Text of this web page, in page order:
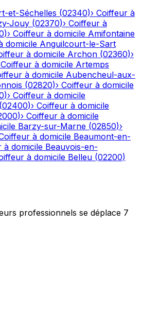
et-Séchelles (02340)› Coiffeur à
Jouy (02370)› Coiffeur à
)› Coiffeur à domicile Amifontaine
domicile Anguilcourt-le-Sart
à domicile Archon (02360)›
Coiffeur à domicile Artemps
à domicile Aubencheul-aux-
(02820)› Coiffeur à domicile
)› Coiffeur à domicile
(02400)› Coiffeur à domicile
)› Coiffeur à domicile
Barzy-sur-Marne (02850)›
à domicile Beaumont-en-
à domicile Beauvois-en-
à domicile Belleu (02200)
professionnels se déplace 7